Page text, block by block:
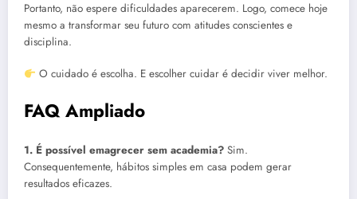
Portanto, não espere dificuldades aparecerem. Logo, comece hoje
mesmo a transformar seu futuro com atitudes conscientes e
disciplina.
O cuidado é escolha. E escolher cuidar é decidir viver melhor.
FAQ Ampliado
1. É possível emagrecer sem academia? Sim.
Consequentemente, hábitos simples em casa podem gerar
resultados eficazes.